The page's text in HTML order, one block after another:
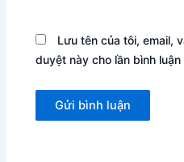
Lưu tên của tôi, email,
duyệt này cho lần bình